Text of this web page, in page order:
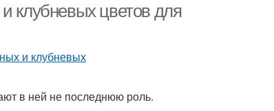
клубневых цветов для
в ней не последнюю роль.